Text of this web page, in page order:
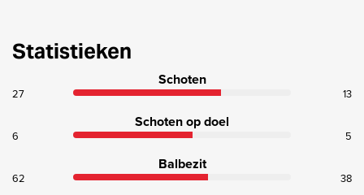
Statistieken
Schoten
27 13
Schoten op doel
6 5
Balbezit
62 38